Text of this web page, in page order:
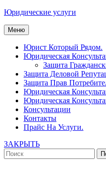
Юридические услуги
Меню
Юрист Который Рядом.
Юридическая
Защита
Защита Деловой
Защита Прав
Юридическая
Юридическая
Консультации
Контакты
Прайс На Услуги.
ЗАКРЫТЬ